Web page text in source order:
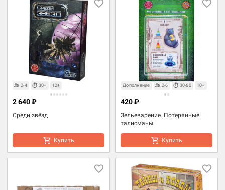
2-4 30+ 12+
Среди звёзд
2 640 ₽
Купить
Дополнение 2-6 30-60 10+
Зельеварение. Потерянные
талисманы
420 ₽
Купить